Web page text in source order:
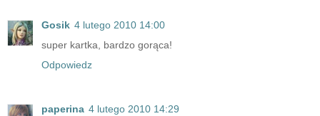
Gosik 4 lutego 2010 14:00
super kartka, bardzo gorąca!
Odpowiedz
paperina 4 lutego 2010 14:29